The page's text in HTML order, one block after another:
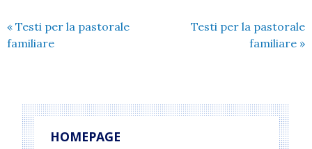
« Testi per la pastorale
familiare
Testi per la pastorale
familiare »
HOMEPAGE